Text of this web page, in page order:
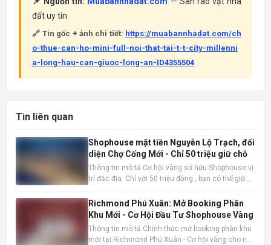
đất uy tín
🔗 Tin gốc + ảnh chi tiết: https://muabannhadat.com/ch
o-thue-can-ho-mini-full-noi-that-tai-t-t-city-millenni
a-long-hau-can-giuoc-long-an-ID4355504
Tin liên quan
Shophouse mặt tiền Nguyễn Lộ Trạch, đối
diện Chợ Cống Mới - Chỉ 50 triệu giữ chỗ
Thông tin mô tả Cơ hội vàng sở hữu Shophouse vị
trí đắc địa: Chỉ với 50 triệu đồng , bạn có thể giữ
mặt tiền Nguyễn Lộ Trạch, đối diện Chợ Cống Mới
sầm uất. Đây là thời điểm vàng để đầu tư trước khi
Richmond Phú Xuân: Mở Booking Phân
Khu Mới - Cơ Hội Đầu Tư Shophouse Vàng
Thông tin mô tả Chính thức mở booking phân khu
mới tại Richmond Phú Xuân - Cơ hội vàng cho nhà